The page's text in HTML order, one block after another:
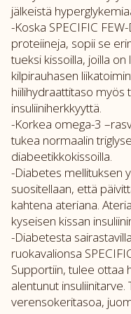
jälkeistä
-Koska SPECIFIC
proteiineja, sopii se
tueksi kissoilla, joilla on
kilpirauhasen
hiilihydraattitaso myös
insuliiniherkkyyttä.
-Korkea omega-3
tukea normaalin
diabeetikkokissoilla.
-Diabetes mellituksen
suositellaan, että
kahtena ateriana.
kyseisen kissan
-Diabetesta
ruokavalionsa
Supportiin, tulee ottaa
alentunut
verensokeritasoa,